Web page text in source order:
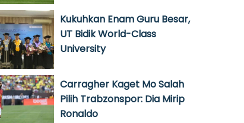
Kukuhkan Enam Guru Besar,
UT Bidik World-Class
University
Carragher Kaget Mo Salah
Pilih Trabzonspor: Dia Mirip
Ronaldo